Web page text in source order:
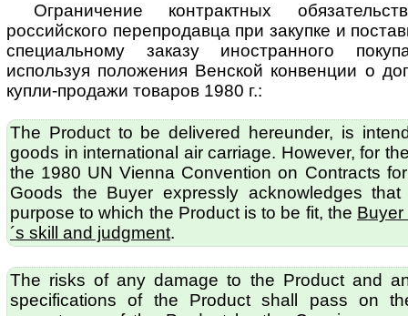
Ограничение контрактных
российского перепродавца при закупке и
специальному заказу иностранного
используя по­ло­же­ния Венской конвенции о
купли-продажи товаров 1980 г.:
The Product to be delivered hereunder, is
goods in international air carriage. However, for
the 1980 UN Vienna Convention on Contracts
Goods the Buyer expressly acknowledges
purpose to which the Product is to be fit, the
´s skill and judgment.
The risks of any damage to the Product and
specifications of the Product shall pass on